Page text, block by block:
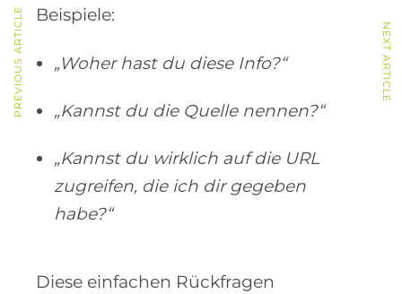
Beispiele:
„Woher hast du diese Info?“
„Kannst du die Quelle nennen?“
„Kannst du wirklich auf die URL
zugreifen, die ich dir gegeben
habe?“
Diese einfachen Rückfragen
PREVIOUS ARTICLE NEXT ARTICLE